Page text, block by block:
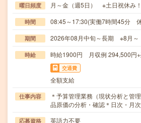
曜日頻度 月～金（週5日） ※土日祝休み！
時間 08:45～17:30(実働7時間45分
期間 2026年08月中旬～長期 ※8月～
時給 時給1900円 月収例 294,500円
交通費
全額支給
仕事内容
＊予算管理業務（現状分析と管
品原価の分析・確認＊日次・月
応募資格
英語力不要